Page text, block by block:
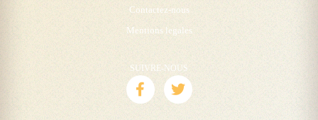
Contactez-nous
Mentions legales
SUIVRE-NOUS